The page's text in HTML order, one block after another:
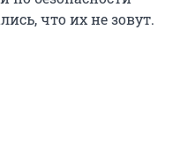
что их не зовут.